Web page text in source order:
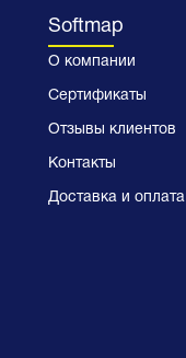
Softmap
О компании
Сертификаты
Отзывы клиентов
Контакты
Доставка и оплата